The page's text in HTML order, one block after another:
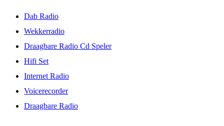
Dab Radio
Wekkerradio
Draagbare Radio Cd Speler
Hifi Set
Internet Radio
Voicerecorder
Draagbare Radio